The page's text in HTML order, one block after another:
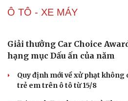
Ô TÔ - XE MÁY